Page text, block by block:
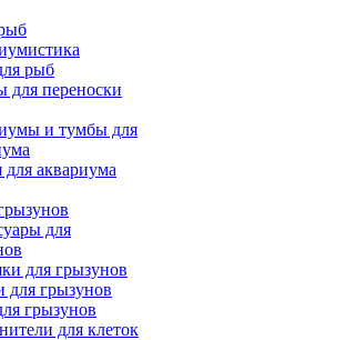
рыб
для переноски
и тумбы для
аквариума
для
для грызунов
для грызунов
грызунов
для клеток